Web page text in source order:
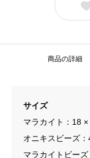
商品の詳細
サイズ
マラカイト：18 ×
オニキスビーズ：
マラカイトビーズ